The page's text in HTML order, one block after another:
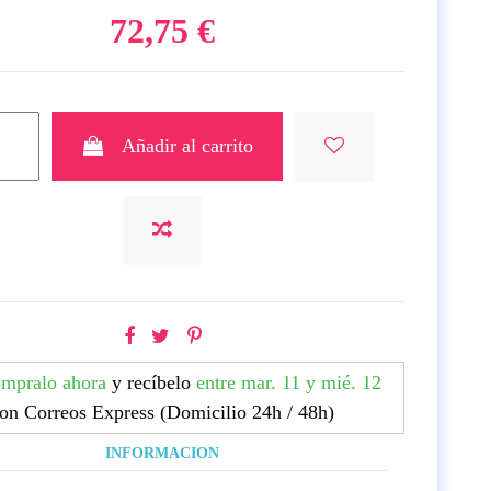
72,75 €
Añadir al carrito
ahora y recíbelo entre mar. 11 y mié. 12
Correos Express (Domicilio 24h / 48h)
INFORMACION